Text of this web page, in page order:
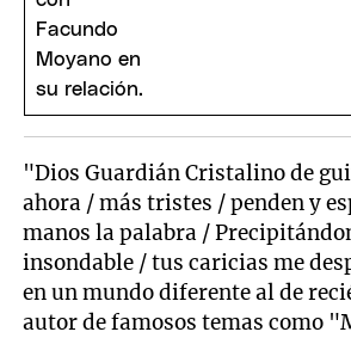
"Dios Guardián Cristalino de
ahora / más tristes / penden y
manos la palabra /
insondable / tus caricias me
en un mundo diferente al de
autor de famosos temas como